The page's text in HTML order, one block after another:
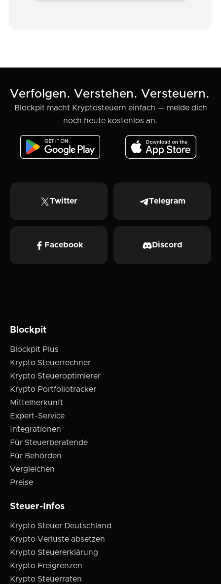
Verfolgen. Verstehen. Versteuern.
Blockpit macht Kryptosteuern einfach — melde dich
noch heute kostenlos an.
Twitter Telegram
Facebook Discord
Blockpit
Blockpit Plus
Krypto Steuerrechner
Krypto Steueroptimierer
Krypto Portfoliotracker
Mittelherkunft
Expert-Service
Integrationen
Für Steuerberatende
Für Behörden
Vergleichen
Preise
Steuer-Infos
Krypto Steuer Deutschland
Krypto Verluste absetzen
Krypto Steuererklärung
Krypto Freigrenzen
Krypto Steuerraten